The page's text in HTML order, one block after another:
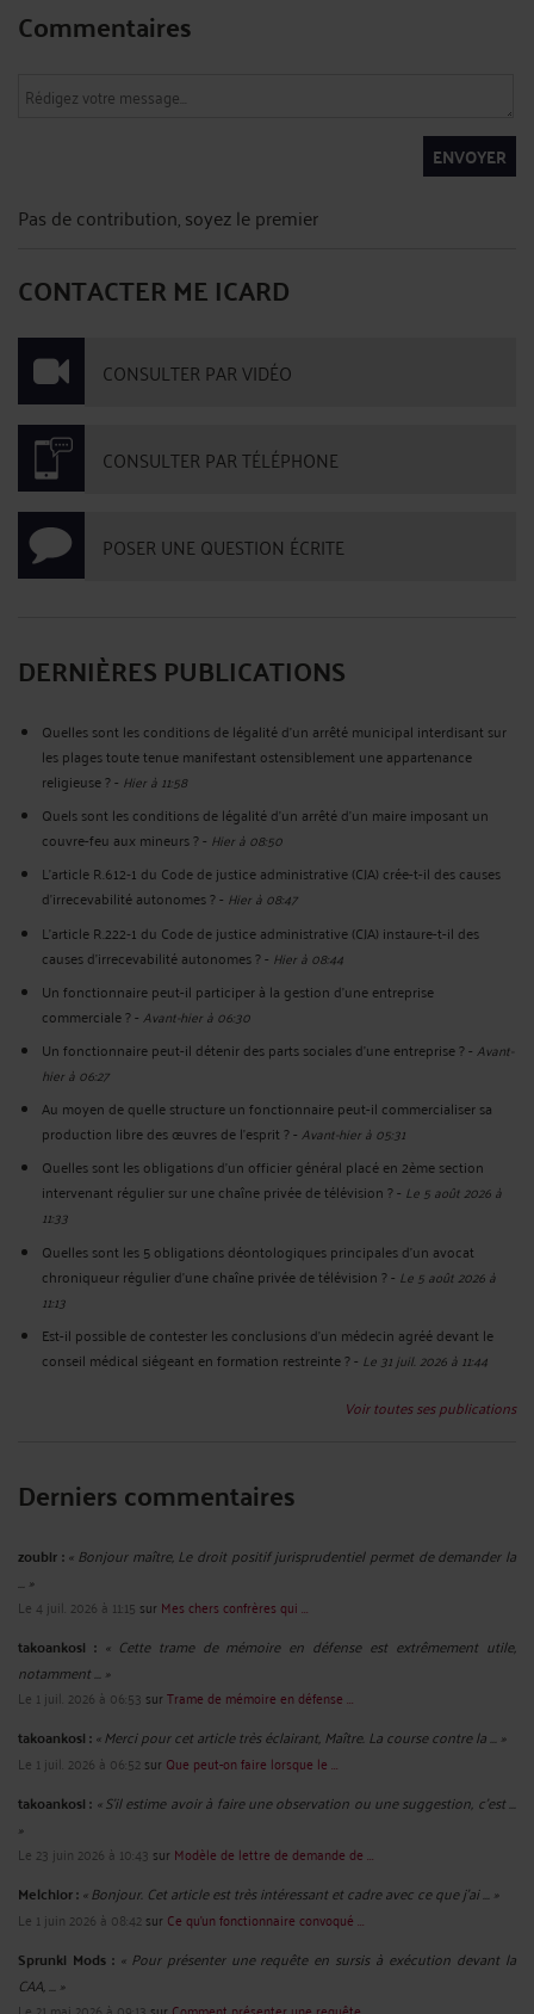
Commentaires
ENVOYER
Pas de contribution, soyez le premier
CONTACTER ME ICARD
CONSULTER PAR VIDÉO
CONSULTER PAR TÉLÉPHONE
POSER UNE QUESTION ÉCRITE
DERNIÈRES PUBLICATIONS
Quelles sont les conditions de légalité d’un arrêté municipal interdisant sur
les plages toute tenue manifestant ostensiblement une appartenance
religieuse ?- Hier à 11:58
Quels sont les conditions de légalité d'un arrêté d'un maire imposant un
couvre-feu aux mineurs ?- Hier à 08:50
L’article R.612‑1 du Code de justice administrative (CJA) crée-t-il des causes
d’irrecevabilité autonomes ?- Hier à 08:47
L’article R.222‑1 du Code de justice administrative (CJA) instaure-t-il des
causes d’irrecevabilité autonomes ?- Hier à 08:44
Un fonctionnaire peut-il participer à la gestion d’une entreprise
commerciale ?-Avant-hier à 06:30
Un fonctionnaire peut-il détenir des parts sociales d’une entreprise ?-Avant-
hier à 06:27
Au moyen de quelle structure un fonctionnaire peut-il commercialiser sa
production libre des œuvres de l’esprit ?-Avant-hier à 05:31
Quelles sont les obligations d’un officier général placé en 2ème section
intervenant régulier sur une chaîne privée de télévision ?- Le 5 août 2026 à
11:33
Quelles sont les 5 obligations déontologiques principales d’un avocat
chroniqueur régulier d’une chaîne privée de télévision ?- Le 5 août 2026 à
11:13
Est-il possible de contester les conclusions d’un médecin agréé devant le
conseil médical siégeant en formation restreinte ?- Le 31 juil. 2026 à 11:44
Voir toutes ses publications
Derniers commentaires
zoubir : « Bonjour maître, Le droit positif jurisprudentiel permet de demander la
... »
Le 4 juil. 2026 à 11:15 sur Mes chers confrères qui ...
takoankosi : « Cette trame de mémoire en défense est extrêmement utile,
notamment ... »
Le 1 juil. 2026 à 06:53 surTrame de mémoire en défense ...
takoankosi :« Merci pour cet article très éclairant, Maître. La course contre la ... »
Le 1 juil. 2026 à 06:52sur Que peut-on faire lorsque le ...
takoankosi : « S’il estime avoir à faire une observation ou une suggestion, c’est ...
»
Le 23 juin 2026 à 10:43 sur Modèle de lettre de demande de ...
Melchior :« Bonjour. Cet article est très intéressant et cadre avec ce que j'ai ... »
Le 1 juin 2026 à 08:42sur Ce qu’un fonctionnaire convoqué ...
Sprunki Mods : « Pour présenter une requête en sursis à exécution devant la
CAA, ... »